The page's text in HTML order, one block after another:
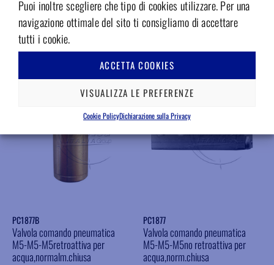
Puoi inoltre scegliere che tipo di cookies utilizzare. Per una
navigazione ottimale del sito ti consigliamo di accettare
tutti i cookie.
ACCETTA COOKIES
VISUALIZZA LE PREFERENZE
Cookie PolicyDichiarazione sulla Privacy
INFO
Aggiungere ai preferiti
INFO
PC1877B
Valvola comando pneumatica
M5-M5-M5retroattiva per
acqua,normalm.chiusa
PC1877
Valvola comando pneumatica
M5-M5-M5no retroattiva per
acqua,norm.chiusa